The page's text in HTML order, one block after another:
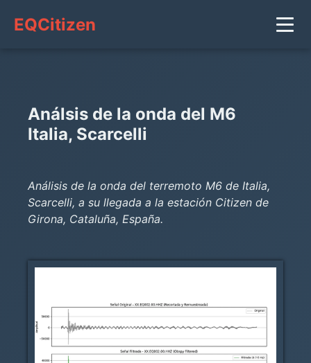
EQCitizen
Análsis de la onda del M6
Italia, Scarcelli
Análisis de la onda del terremoto M6 de Italia,
Scarcelli, a su llegada a la estación Citizen de
Girona, Cataluña, España.